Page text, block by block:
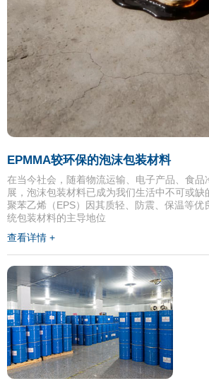
EPMMA较环保的泡沫包装材料
在当今社会，随着物流运输、电子产品、食品
展，泡沫包装材料已成为我们生活中不可或缺
聚苯乙烯（EPS）因其质轻、防震、保温等优
统包装材料的主导地位
查看详情 +